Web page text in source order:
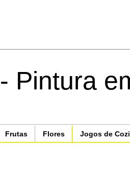
Pintura
Frutas Flores Jogos de